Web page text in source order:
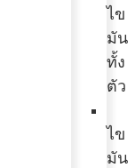
ไข
มัน
ทั้ง
ตัว
ไข
มัน